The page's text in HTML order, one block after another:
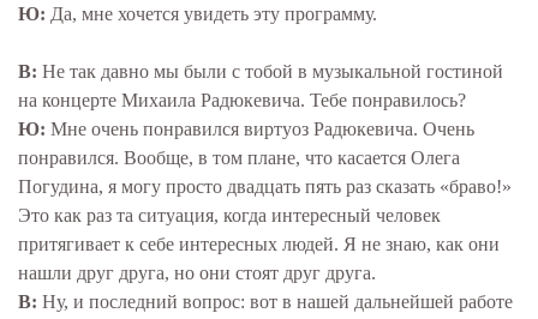
Ю: Да, мне хочется увидеть эту программу.
В: Не так давно мы были с тобой в музыкальной гостиной
на концерте Михаила Радюкевича. Тебе понравилось?
Ю: Мне очень понравился виртуоз Радюкевича. Очень
понравился. Вообще, в том плане, что касается Олега
Погудина, я могу просто двадцать пять раз сказать «браво!»
Это как раз та ситуация, когда интересный человек
притягивает к себе интересных людей. Я не знаю, как они
нашли друг друга, но они стоят друг друга.
В: Ну, и последний вопрос: вот в нашей дальнейшей работе